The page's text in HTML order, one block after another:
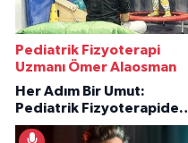
Pediatrik Fizyoterapi
Uzmanı Ömer Alaosman
Her Adım Bir Umut:
Pediatrik Fizyoterapiden
İlham Veren Hikâyeler